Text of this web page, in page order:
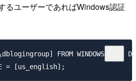
るユーザーであればWindows認証
FROM WINDOWS WITH